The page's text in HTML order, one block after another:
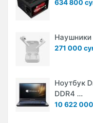
634 800
Наушники
271 000
Ноутбук
DDR4 ...
10 622